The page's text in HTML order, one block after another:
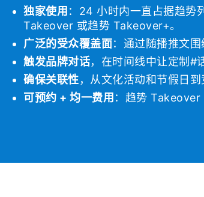
独家使用 ：24 小时内一直占据趋势
Takeover 或趋势 Takeover+。
广泛的受众覆盖面：通过随播推文
触发品牌对话，在时间线中让定制#
确保关联性，从文化活动和节假日
可预约 + 均一费用 ：趋势 Takeover